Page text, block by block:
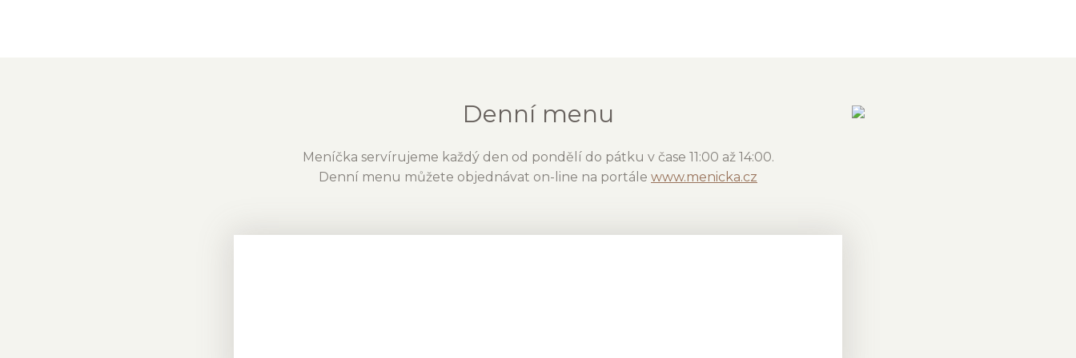
Denní menu
Meníčka servírujeme každý den od pondělí do pátku v čase 11:00 až 14:00.
Denní menu můžete objednávat on-line na portále www.menicka.cz